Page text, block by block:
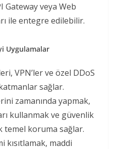
Gateway veya Web
ile entegre edilebilir.
Uygulamalar
VPN’ler ve özel DDoS
sağlar.
zamanında yapmak,
kullanmak ve güvenlik
temel koruma sağlar.
maddi